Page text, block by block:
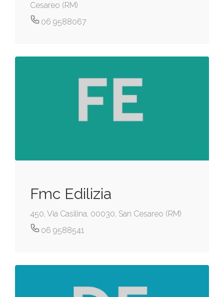
Cesareo (RM)
06 9588067
Fmc Edilizia
450, Via Casilina, 00030, San Cesareo (RM)
06 9588541